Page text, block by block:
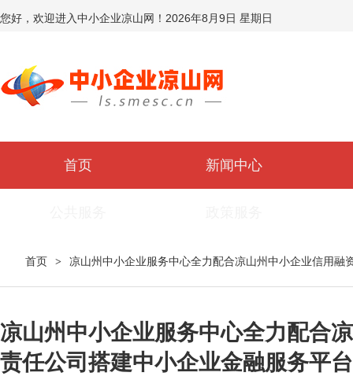
您好，欢迎进入中小企业凉山网！ 2026年8月9日 星期日
首页 新闻中心
首页 > 凉山州中小企业服务中心全力配合凉山州中小企业信用融
凉山州中小企业服务中心全力配合
责任公司搭建中小企业金融服务平台